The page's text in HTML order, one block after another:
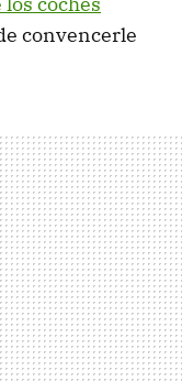
convencerle